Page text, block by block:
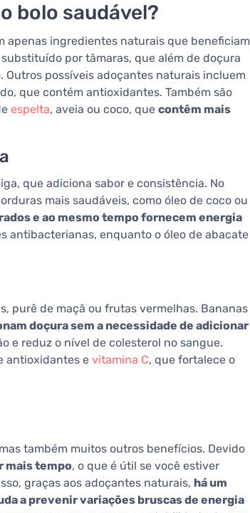
bolo saudável?
apenas ingredientes naturais que beneficiam
por tâmaras, que além de doçura
Outros possíveis adoçantes naturais incluem
que contém antioxidantes. Também são
espelta, aveia ou coco, que contêm mais
que adiciona sabor e consistência. No
mais saudáveis, como óleo de coco ou
e ao mesmo tempo fornecem energia
antibacterianas, enquanto o óleo de abacate
purê de maçã ou frutas vermelhas. Bananas
doçura sem a necessidade de adicionar
e reduz o nível de colesterol no sangue.
antioxidantes e vitamina C, que fortalece o
também muitos outros benefícios. Devido
mais tempo, o que é útil se você estiver
graças aos adoçantes naturais, há um
a prevenir variações bruscas de energia